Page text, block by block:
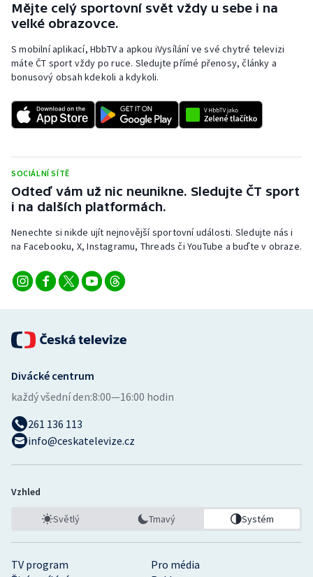
Mějte celý sportovní svět vždy u sebe i na
velké obrazovce.
S mobilní aplikací, HbbTV a apkou iVysílání ve své chytré televizi
máte ČT sport vždy po ruce. Sledujte přímé přenosy, články a
bonusový obsah kdekoli a kdykoli.
SOCIÁLNÍ SÍTĚ
Odteď vám už nic neunikne. Sledujte ČT sport
i na dalších platformách.
Nenechte si nikde ujít nejnovější sportovní události. Sledujte nás i
na Facebooku, X, Instagramu, Threads či YouTube a buďte v obraze.
TV program
Pro média
Divácké centrum
každý všední den:8:00—16:00 hodin
261 136 113
info@ceskatelevize.cz
Vzhled
Světlý Tmavý Systém